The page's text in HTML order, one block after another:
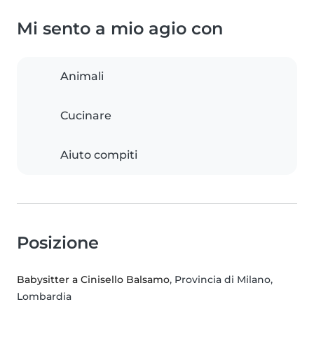
Mi sento a mio agio con
Animali
Cucinare
Aiuto compiti
Posizione
Babysitter a Cinisello Balsamo, Provincia di Milano,
Lombardia